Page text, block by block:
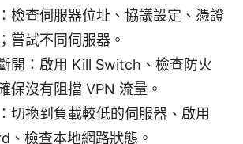
檢查伺服器位址、協議設定、憑證
嘗試不同伺服器。
開：啟用 Kill Switch、檢查防火
保沒有阻擋 VPN 流量。
切換到負載較低的伺服器、啟用
、檢查本地網路狀態。